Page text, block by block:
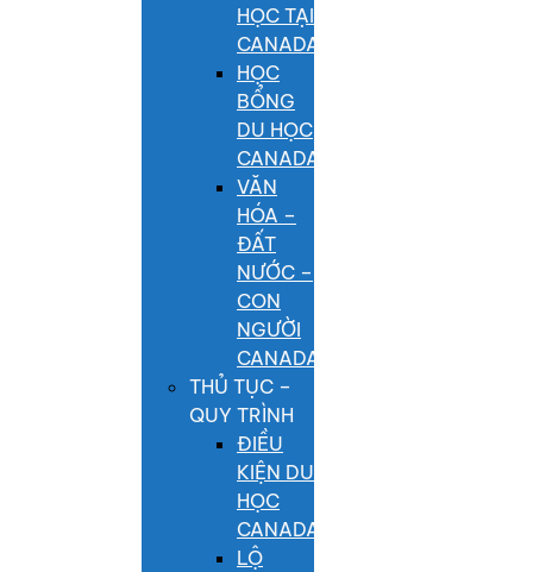
HỌC TẠI
CANADA
HỌC
BỔNG
DU HỌC
CANADA
VĂN
HÓA –
ĐẤT
NƯỚC –
CON
NGƯỜI
CANADA
THỦ TỤC –
QUY TRÌNH
ĐIỀU
KIỆN DU
HỌC
CANADA
LỘ